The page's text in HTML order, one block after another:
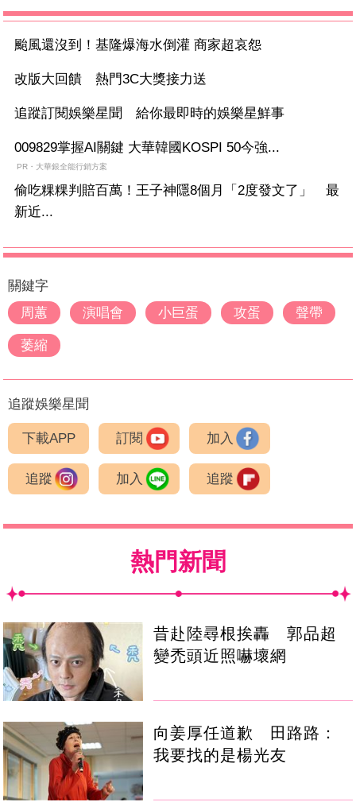
颱風還沒到！基隆爆海水倒灌 商家超哀怨
改版大回饋 熱門3C大獎接力送
追蹤訂閱娛樂星聞 給你最即時的娛樂星鮮事
009829掌握AI關鍵 大華韓國KOSPI 50今強...
PR・大華銀全能行銷方案
偷吃粿粿判賠百萬！王子神隱8個月「2度發文了」 最
新近...
關鍵字
周蕙
演唱會 小巨蛋 攻蛋 聲帶
萎縮
追蹤娛樂星聞
下載APP 訂閱 加入
追蹤 加入 追蹤
熱門新聞
昔赴陸尋根挨轟 郭品超
變禿頭近照嚇壞網
向姜厚任道歉 田路路：
我要找的是楊光友